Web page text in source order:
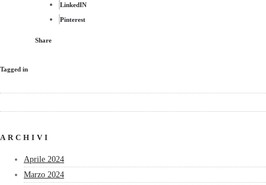
LinkedIN
Pinterest
Share
Tagged in
ARCHIVI
Aprile 2024
Marzo 2024